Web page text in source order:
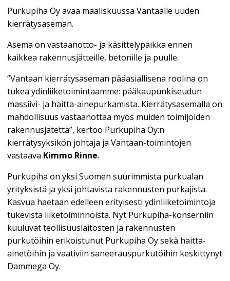
Purkupiha Oy avaa maaliskuussa Vantaalle uuden
kierrätysaseman.
Asema on vastaanotto- ja käsittelypaikka ennen
kaikkea rakennusjätteille, betonille ja puulle.
”Vantaan kierrätysaseman pääasiallisena roolina on
tukea ydinliiketoimintaamme: pääkaupunkiseudun
massiivi- ja haitta-ainepurkamista. Kierrätysasemalla on
mahdollisuus vastaanottaa myös muiden toimijoiden
rakennusjätettä”, kertoo Purkupiha Oy:n
kierrätysyksikön johtaja ja Vantaan-toimintojen
vastaava Kimmo Rinne.
Purkupiha on yksi Suomen suurimmista purkualan
yrityksistä ja yksi johtavista rakennusten purkajista.
Kasvua haetaan edelleen erityisesti ydinliiketoimintoja
tukevista liiketoiminnoista. Nyt Purkupiha-konserniin
kuuluvat teollisuuslaitosten ja rakennusten
purkutöihin erikoistunut Purkupiha Oy sekä haitta-
ainetöihin ja vaativiin saneerauspurkutöihin keskittynyt
Dammega Oy.